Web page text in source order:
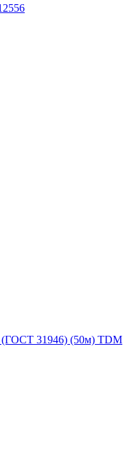
(ГОСТ 31946) (50м) TDM